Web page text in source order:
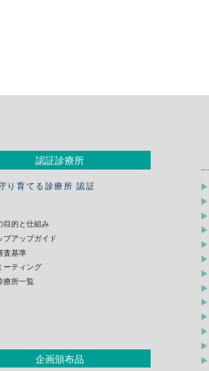
認証診療所
り育てる診療所 認証
目的と仕組み
プアップガイド
査基準
ーティング
療所一覧
企画頒布品